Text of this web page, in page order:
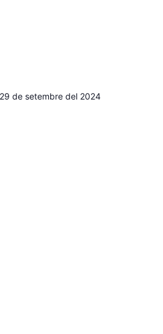
de setembre del 2024